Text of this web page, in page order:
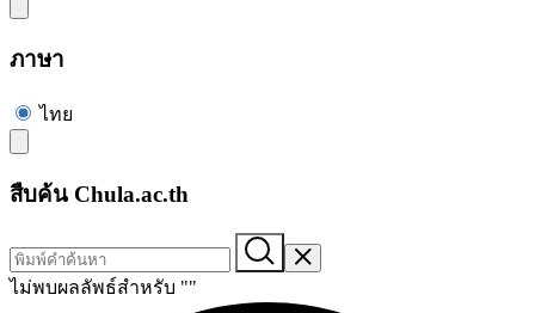
ภาษา
ไทย
สืบค้น Chula.ac.th
ไม่พบผลลัพธ์สำหรับ ""